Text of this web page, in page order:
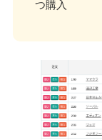
つ購入